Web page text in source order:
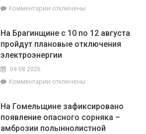
Комментарии к
Кузьмин
рассказал,
как
жертвой
отключены
На Брагинщине с 10 по 12 августа
пройдут плановые отключения
электроэнергии
09.08.2026
Комментарии к
Брагинщине
с
10
отключены
На Гомельщине зафиксировано
появление опасного сорняка –
амброзии полыннолистной